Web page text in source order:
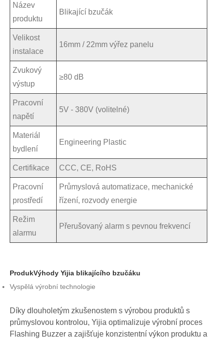
Název
produktu
Blikající bzučák
Velikost
instalace
16mm / 22mm výřez panelu
Zvukový
výstup
≥80 dB
Pracovní
napětí
5V - 380V (volitelné)
Materiál
bydlení
Engineering Plastic
Certifikace CCC, CE, RoHS
Pracovní
prostředí
Průmyslová automatizace, mechanické
řízení, rozvody energie
Režim
alarmu
Přerušovaný alarm s pevnou frekvencí
ProdukVýhody Yijia blikajícího bzučáku
Vyspělá výrobní technologie
Díky dlouholetým zkušenostem s výrobou produktů s
průmyslovou kontrolou, Yijia optimalizuje výrobní proces
Flashing Buzzer a zajišťuje konzistentní výkon produktu a